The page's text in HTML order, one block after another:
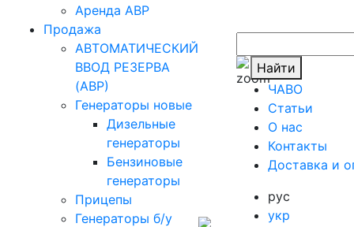
Аренда АВР
Продажа
АВТОМАТИЧЕСКИЙ
ВВОД РЕЗЕРВА
(АВР)
Генераторы новые
Дизельные
генераторы
Бензиновые
генераторы
Прицепы
Генераторы б/у
Найти
ЧАВО
Cтатьи
O нас
Контакты
Доставка и
рус
укр